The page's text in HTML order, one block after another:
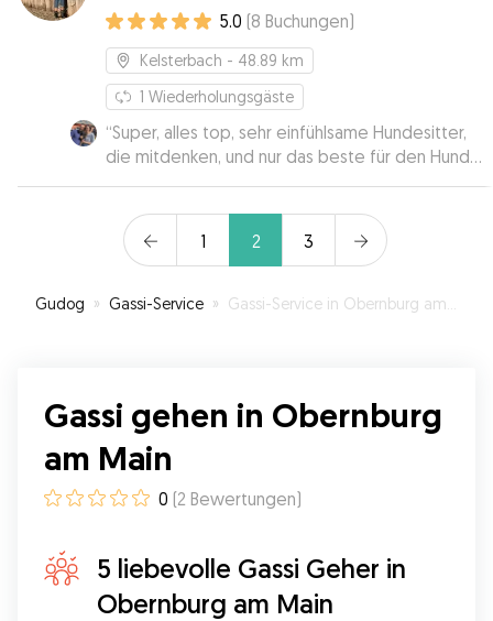
5.0 (8 Buchungen)
Kelsterbach - 48.89 km
1 Wiederholungsgäste
“Super, alles top, sehr einfühlsame Hundesitter,
die mitdenken, und nur das beste für den Hund
wollen. Absolut zu empfehlen!”
1 2 3
Gudog » Gassi-Service » Gassi-Service in Obernburg am Main
Gassi gehen in Obernburg
am Main
0 (2 Bewertungen)
5 liebevolle Gassi Geher in
Obernburg am Main